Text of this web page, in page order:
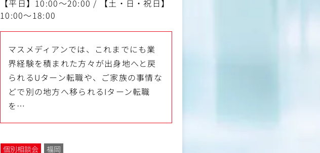
【平日】10:00～20:00 / 【土・日・祝日】
10:00～18:00
マスメディアンでは、これまでにも業
界経験を積まれた方々が出身地へと戻
られるUターン転職や、ご家族の事情な
どで別の地方へ移られるIターン転職
を…
個別相談会 福岡